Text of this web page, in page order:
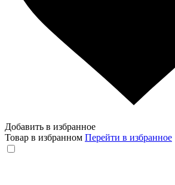
Добавить в избранное
Товар в избранном Перейти в избранное